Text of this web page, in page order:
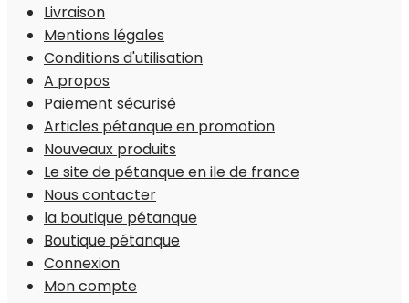
Livraison
Mentions légales
Conditions d'utilisation
A propos
Paiement sécurisé
Articles pétanque en promotion
Nouveaux produits
Le site de pétanque en ile de france
Nous contacter
la boutique pétanque
Boutique pétanque
Connexion
Mon compte